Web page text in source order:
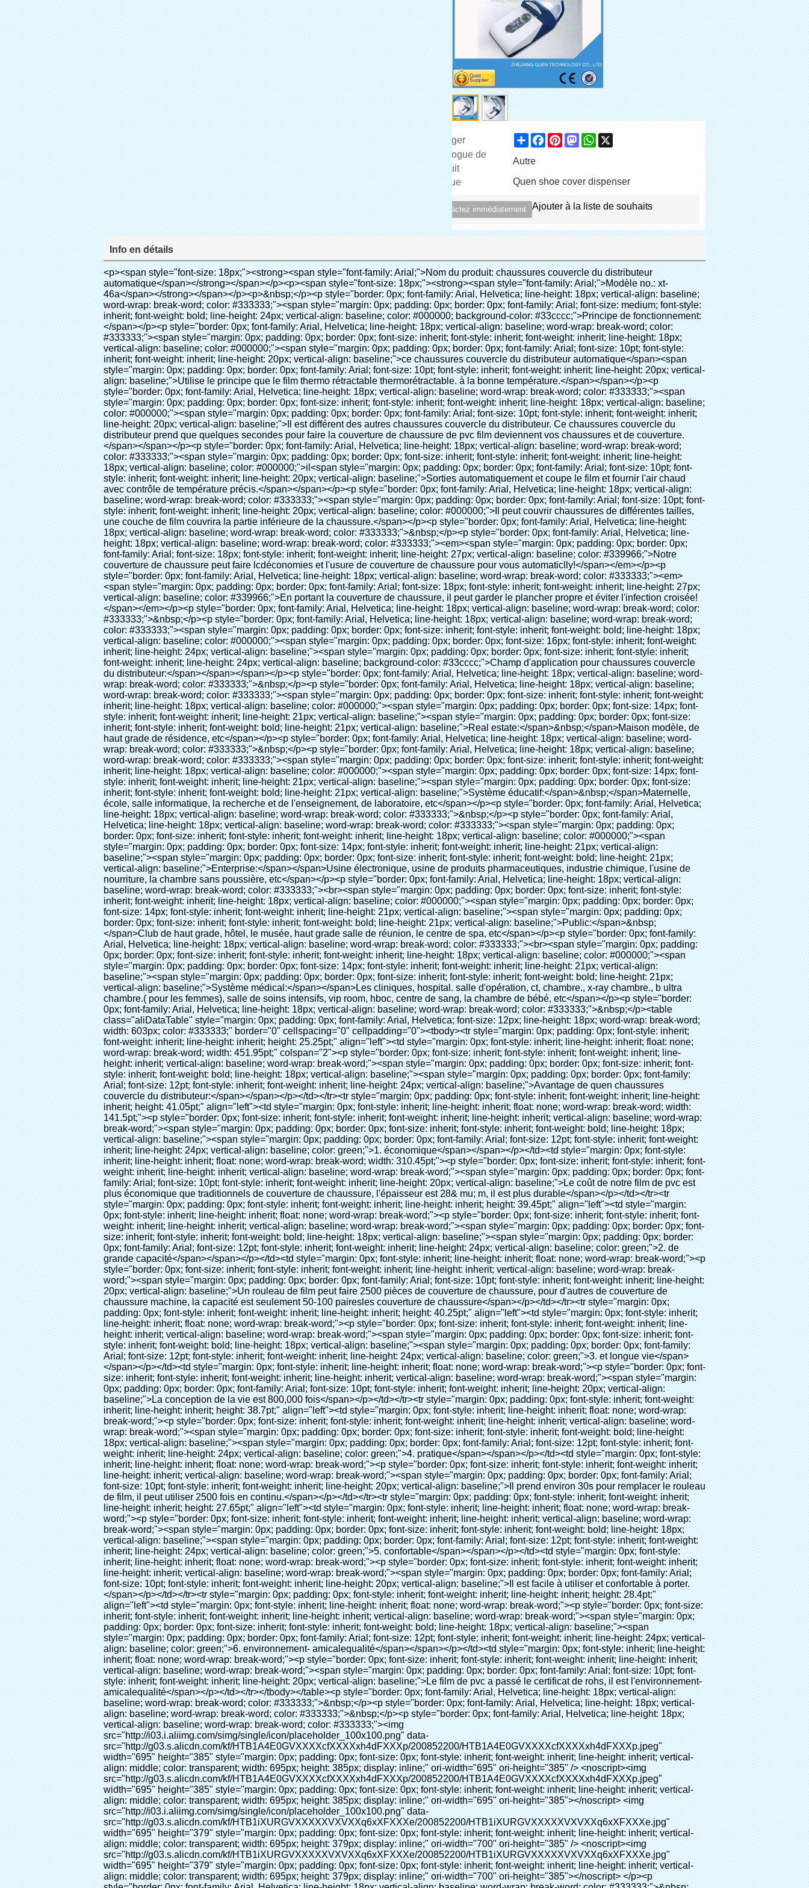
Partager ShareFacebook
PinterestMastodonWhatsApp
Catalogue de
Produit
Autre
Marque Quen shoe cover dispenser
Contactez immédiatement Ajouter à la liste de souhaits
Info en détails
<p><span style="font-size: 18px;"><strong><span style="font-family: Arial;">Nom du produit: chaussures couvercle du distributeur automatique</span></strong></span></p><p><span style="font-size: 18px;"><strong><span style="font-family: Arial;">Modèle no.: xt-46a</span></strong></span></p><p>&nbsp;</p><p style="border: 0px; font-family: Arial, Helvetica; line-height: 18px; vertical-align: baseline; word-wrap: break-word; color: #333333;"><span style="margin: 0px; padding: 0px; border: 0px; font-family: Arial; font-size: medium; font-style: inherit; font-weight: bold; line-height: 24px; vertical-align: baseline; color: #000000; background-color: #33cccc;">Principe de fonctionnement:</span></p><p style="border: 0px; font-family: Arial, Helvetica; line-height: 18px; vertical-align: baseline; word-wrap: break-word; color: #333333;"><span style="margin: 0px; padding: 0px; border: 0px; font-size: inherit; font-style: inherit; font-weight: inherit; line-height: 18px; vertical-align: baseline; color: #000000;"><span style="margin: 0px; padding: 0px; border: 0px; font-family: Arial; font-size: 10pt; font-style: inherit; font-weight: inherit; line-height: 20px; vertical-align: baseline;">ce chaussures couvercle du distributeur automatique</span><span style="margin: 0px; padding: 0px; border: 0px; font-family: Arial; font-size: 10pt; font-style: inherit; font-weight: inherit; line-height: 20px; vertical-align: baseline;">Utilise le principe que le film thermo rétractable thermorétractable. à la bonne température.</span></span></p><p style="border: 0px; font-family: Arial, Helvetica; line-height: 18px; vertical-align: baseline; word-wrap: break-word; color: #333333;"><span style="margin: 0px; padding: 0px; border: 0px; font-size: inherit; font-style: inherit; font-weight: inherit; line-height: 18px; vertical-align: baseline; color: #000000;"><span style="margin: 0px; padding: 0px; border: 0px; font-family: Arial; font-size: 10pt; font-style: inherit; font-weight: inherit; line-height: 20px; vertical-align: baseline;">Il est différent des autres chaussures couvercle du distributeur. Ce chaussures couvercle du distributeur prend que quelques secondes pour faire la couverture de chaussure de pvc film deviennent vos chaussures et de couverture.</span></span></p><p style="border: 0px; font-family: Arial, Helvetica; line-height: 18px; vertical-align: baseline; word-wrap: break-word; color: #333333;"><span style="margin: 0px; padding: 0px; border: 0px; font-size: inherit; font-style: inherit; font-weight: inherit; line-height: 18px; vertical-align: baseline; color: #000000;">il<span style="margin: 0px; padding: 0px; border: 0px; font-family: Arial; font-size: 10pt; font-style: inherit; font-weight: inherit; line-height: 20px; vertical-align: baseline;">Sorties automatiquement et coupe le film et fournir l'air chaud avec contrôle de température précis.</span></span></p><p style="border: 0px; font-family: Arial, Helvetica; line-height: 18px; vertical-align: baseline; word-wrap: break-word; color: #333333;"><span style="margin: 0px; padding: 0px; border: 0px; font-family: Arial; font-size: 10pt; font-style: inherit; font-weight: inherit; line-height: 20px; vertical-align: baseline; color: #000000;">Il peut couvrir chaussures de différentes tailles, une couche de film couvrira la partie inférieure de la chaussure.</span></p><p style="border: 0px; font-family: Arial, Helvetica; line-height: 18px; vertical-align: baseline; word-wrap: break-word; color: #333333;">&nbsp;</p><p style="border: 0px; font-family: Arial, Helvetica; line-height: 18px; vertical-align: baseline; word-wrap: break-word; color: #333333;"><em><span style="margin: 0px; padding: 0px; border: 0px; font-family: Arial; font-size: 18px; font-style: inherit; font-weight: inherit; line-height: 27px; vertical-align: baseline; color: #339966;">Notre couverture de chaussure peut faire lcdéconomies et l'usure de couverture de chaussure pour vous automaticlly!</span></em></p><p style="border: 0px; font-family: Arial, Helvetica; line-height: 18px; vertical-align: baseline; word-wrap: break-word; color: #333333;"><em><span style="margin: 0px; padding: 0px; border: 0px; font-family: Arial; font-size: 18px; font-style: inherit; font-weight: inherit; line-height: 27px; vertical-align: baseline; color: #339966;">En portant la couverture de chaussure, il peut garder le plancher propre et éviter l'infection croisée!</span></em></p><p style="border: 0px; font-family: Arial, Helvetica; line-height: 18px; vertical-align: baseline; word-wrap: break-word; color: #333333;">&nbsp;</p><p style="border: 0px; font-family: Arial, Helvetica; line-height: 18px; vertical-align: baseline; word-wrap: break-word; color: #333333;"><span style="margin: 0px; padding: 0px; border: 0px; font-size: inherit; font-style: inherit; font-weight: bold; line-height: 18px; vertical-align: baseline; color: #000000;"><span style="margin: 0px; padding: 0px; border: 0px; font-size: 16px; font-style: inherit; font-weight: inherit; line-height: 24px; vertical-align: baseline;"><span style="margin: 0px; padding: 0px; border: 0px; font-size: inherit; font-style: inherit; font-weight: inherit; line-height: 24px; vertical-align: baseline; background-color: #33cccc;">Champ d'application pour chaussures couvercle du distributeur:</span></span></span></p><p style="border: 0px; font-family: Arial, Helvetica; line-height: 18px; vertical-align: baseline; word-wrap: break-word; color: #333333;">&nbsp;</p><p style="border: 0px; font-family: Arial, Helvetica; line-height: 18px; vertical-align: baseline; word-wrap: break-word; color: #333333;"><span style="margin: 0px; padding: 0px; border: 0px; font-size: inherit; font-style: inherit; font-weight: inherit; line-height: 18px; vertical-align: baseline; color: #000000;"><span style="margin: 0px; padding: 0px; border: 0px; font-size: 14px; font-style: inherit; font-weight: inherit; line-height: 21px; vertical-align: baseline;"><span style="margin: 0px; padding: 0px; border: 0px; font-size: inherit; font-style: inherit; font-weight: bold; line-height: 21px; vertical-align: baseline;">Real estate:</span>&nbsp;</span>Maison modèle, de haut grade de résidence, etc</span></p><p style="border: 0px; font-family: Arial, Helvetica; line-height: 18px; vertical-align: baseline; word-wrap: break-word; color: #333333;">&nbsp;</p><p style="border: 0px; font-family: Arial, Helvetica; line-height: 18px; vertical-align: baseline; word-wrap: break-word; color: #333333;"><span style="margin: 0px; padding: 0px; border: 0px; font-size: inherit; font-style: inherit; font-weight: inherit; line-height: 18px; vertical-align: baseline; color: #000000;"><span style="margin: 0px; padding: 0px; border: 0px; font-size: 14px; font-style: inherit; font-weight: inherit; line-height: 21px; vertical-align: baseline;"><span style="margin: 0px; padding: 0px; border: 0px; font-size: inherit; font-style: inherit; font-weight: bold; line-height: 21px; vertical-align: baseline;">Système éducatif:</span>&nbsp;</span>Maternelle, école, salle informatique, la recherche et de l'enseignement, de laboratoire, etc</span></p><p style="border: 0px; font-family: Arial, Helvetica; line-height: 18px; vertical-align: baseline; word-wrap: break-word; color: #333333;">&nbsp;</p><p style="border: 0px; font-family: Arial, Helvetica; line-height: 18px; vertical-align: baseline; word-wrap: break-word; color: #333333;"><span style="margin: 0px; padding: 0px; border: 0px; font-size: inherit; font-style: inherit; font-weight: inherit; line-height: 18px; vertical-align: baseline; color: #000000;"><span style="margin: 0px; padding: 0px; border: 0px; font-size: 14px; font-style: inherit; font-weight: inherit; line-height: 21px; vertical-align: baseline;"><span style="margin: 0px; padding: 0px; border: 0px; font-size: inherit; font-style: inherit; font-weight: bold; line-height: 21px; vertical-align: baseline;">Enterprise:</span></span>Usine électronique, usine de produits pharmaceutiques, industrie chimique, l'usine de nourriture, la chambre sans poussière, etc</span></p><p style="border: 0px; font-family: Arial, Helvetica; line-height: 18px; vertical-align: baseline; word-wrap: break-word; color: #333333;"><br><span style="margin: 0px; padding: 0px; border: 0px; font-size: inherit; font-style: inherit; font-weight: inherit; line-height: 18px; vertical-align: baseline; color: #000000;"><span style="margin: 0px; padding: 0px; border: 0px; font-size: 14px; font-style: inherit; font-weight: inherit; line-height: 21px; vertical-align: baseline;"><span style="margin: 0px; padding: 0px; border: 0px; font-size: inherit; font-style: inherit; font-weight: bold; line-height: 21px; vertical-align: baseline;">Public:</span>&nbsp;</span>Club de haut grade, hôtel, le musée, haut grade salle de réunion, le centre de spa, etc</span></p><p style="border: 0px; font-family: Arial, Helvetica; line-height: 18px; vertical-align: baseline; word-wrap: break-word; color: #333333;"><br><span style="margin: 0px; padding: 0px; border: 0px; font-size: inherit; font-style: inherit; font-weight: inherit; line-height: 18px; vertical-align: baseline; color: #000000;"><span style="margin: 0px; padding: 0px; border: 0px; font-size: 14px; font-style: inherit; font-weight: inherit; line-height: 21px; vertical-align: baseline;"><span style="margin: 0px; padding: 0px; border: 0px; font-size: inherit; font-style: inherit; font-weight: bold; line-height: 21px; vertical-align: baseline;">Système médical:</span></span>Les cliniques, hospital. salle d'opération, ct, chambre., x-ray chambre., b ultra chambre.( pour les femmes), salle de soins intensifs, vip room, hboc, centre de sang, la chambre de bébé, etc</span></p><p style="border: 0px; font-family: Arial, Helvetica; line-height: 18px; vertical-align: baseline; word-wrap: break-word; color: #333333;">&nbsp;</p><table class="aliDataTable" style="margin: 0px; padding: 0px; font-family: Arial, Helvetica; font-size: 12px; line-height: